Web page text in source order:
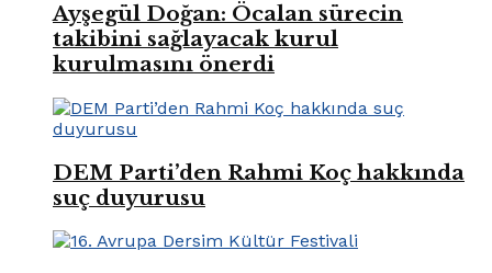
Ayşegül Doğan: Öcalan sürecin
takibini sağlayacak kurul
kurulmasını önerdi
DEM Parti’den Rahmi Koç hakkında
suç duyurusu